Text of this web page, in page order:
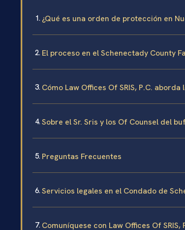
¿Qué es una orden de protección en
El proceso en el Schenectady County
Cómo Law Offices Of SRIS, P.C.
Sobre el Sr. Sris y los Of Counsel del
Preguntas Frecuentes
Servicios legales en el Condado de
Comuníquese con Law Offices Of SRIS,